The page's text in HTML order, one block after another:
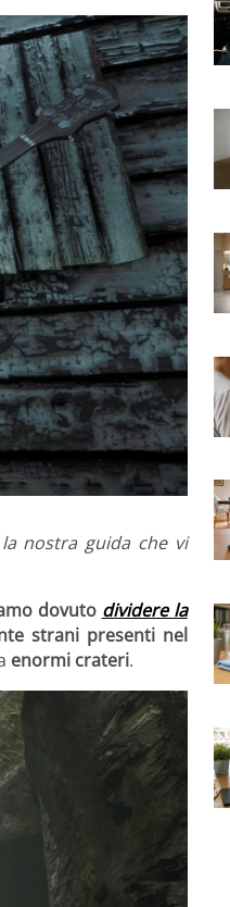
nostra guida che vi
dovuto dividere la
strani presenti nel
enormi crateri.